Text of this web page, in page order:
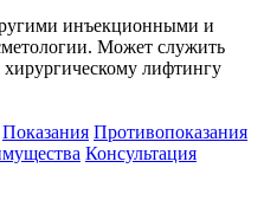
инъекционными и
Может служить
лифтингу
Показания Противопоказания
Консультация